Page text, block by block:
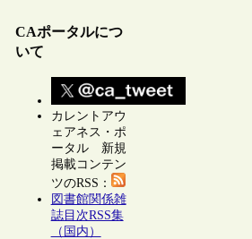
CAポータルにつ
いて
カレントアウ
ェアネス・ポ
ータル 新規
掲載コンテン
ツのRSS：
図書館関係雑
誌目次RSS集
（国内）